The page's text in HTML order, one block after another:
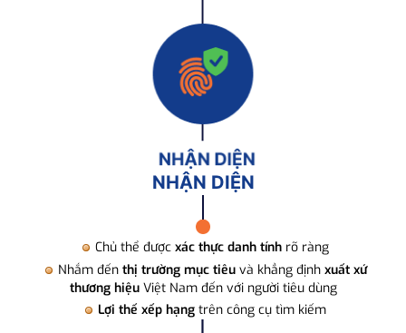
NHẬN DIỆN
Chủ thể được xác thực danh tính rõ ràng
Nhắm đến thị trường mục tiêuvà khẳng định xuất xứ
thương hiệuViệt Nam đến với người tiêu dùng
Lợi thế xếp hạng trên công cụ tìm kiếm